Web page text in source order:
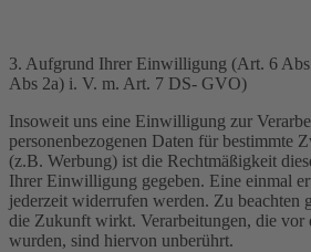
3. Aufgrund Ihrer Einwilligung (Art. 6
Abs 2a) i. V. m. Art. 7 DS- GVO)
Insoweit uns eine Einwilligung zur
personenbezogenen Daten für bestimmte
(z.B. Werbung) ist die Rechtmäßigkeit
Ihrer Einwilligung gegeben. Eine einmal
jederzeit widerrufen werden. Zu beachten
die Zukunft wirkt. Verarbeitungen, die vor
wurden, sind hiervon unberührt.